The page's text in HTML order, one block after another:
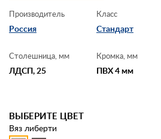
Производитель
Россия
Класс
Стандарт
Столешница, мм
ЛДСП, 25
Кромка, мм
ПВХ 4 мм
ВЫБЕРИТЕ ЦВЕТ
Вяз либерти